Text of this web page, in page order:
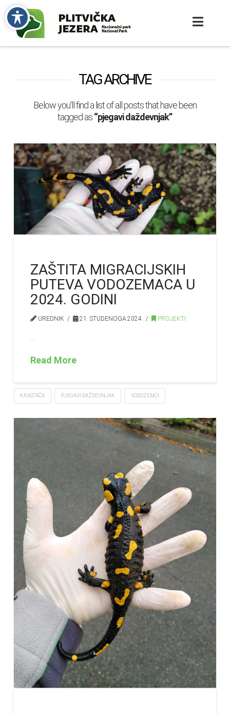
TAG ARCHIVE
Below you'll find a list of all posts that have been
tagged as“pjegavi daždevnjak”
ZAŠTITA MIGRACIJSKIH
PUTEVA VODOZEMACA U
2024. GODINI
UREDNIK 21. STUDENOGA 2024. PROJEKTI
…
Read More
KRASTAČA PJEGAVI DAŽDEVNJAK VODOZEMCI